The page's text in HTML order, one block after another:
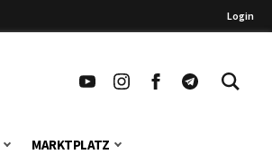
Login
MARKTPLATZ